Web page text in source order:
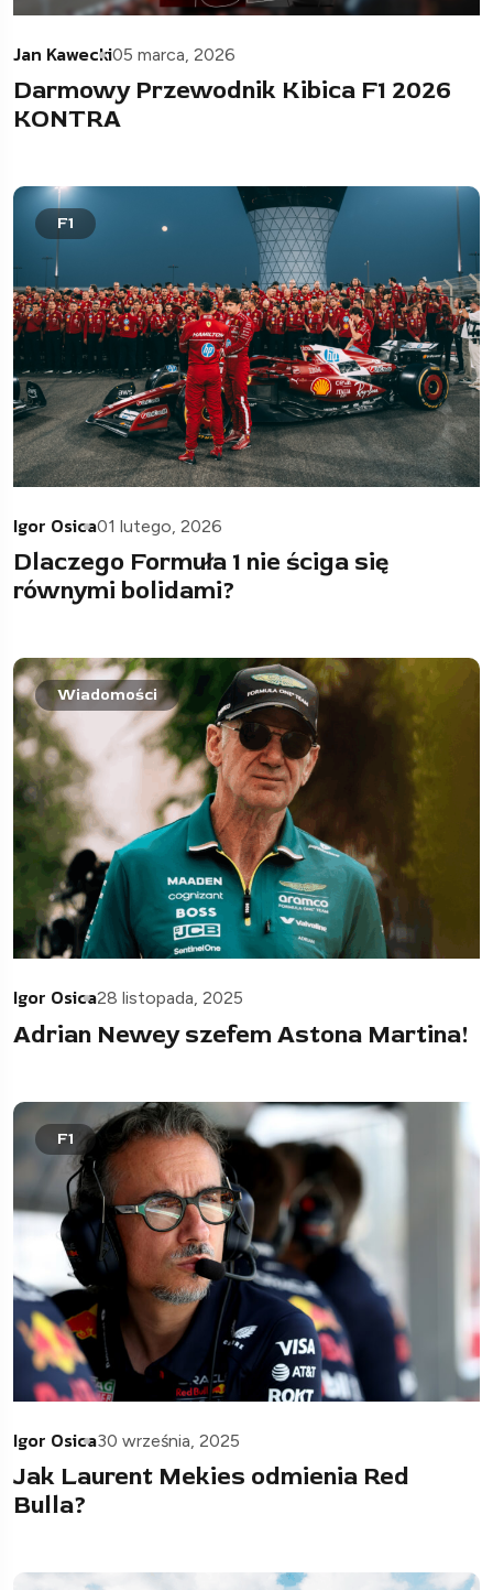
Jan Kawecki05 marca, 2026
Darmowy Przewodnik Kibica F1 2026
KONTRA
F1
Igor Osica01 lutego, 2026
Dlaczego Formuła 1 nie ściga się
równymi bolidami?
Wiadomości
Igor Osica28 listopada, 2025
Adrian Newey szefem Astona Martina!
F1
Igor Osica30 września, 2025
Jak Laurent Mekies odmienia Red
Bulla?